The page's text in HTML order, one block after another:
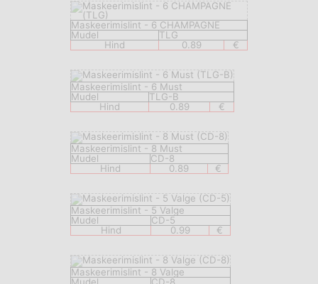
Maskeerimislint - 6 CHAMPAGNE
Mudel
TLG
Hind
0.89 €
Maskeerimislint - 6 Must
Mudel
TLG-B
Hind
0.89 €
Maskeerimislint - 8 Must
Mudel
CD-8
Hind
0.89 €
Maskeerimislint - 5 Valge
Mudel
CD-5
Hind
0.99 €
Maskeerimislint - 8 Valge